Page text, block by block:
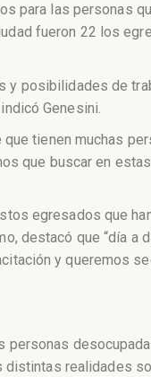
para las personas
fueron 22 los
y posibilidades de
Genesini.
tienen muchas
que buscar en
egresados que
destacó que “día a
y queremos
personas
distintas realidades